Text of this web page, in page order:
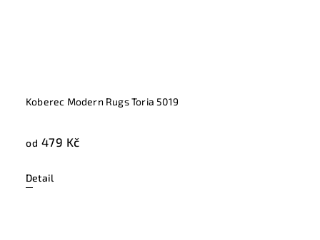
Koberec Modern Rugs Toria 5019
od 479 Kč
Detail